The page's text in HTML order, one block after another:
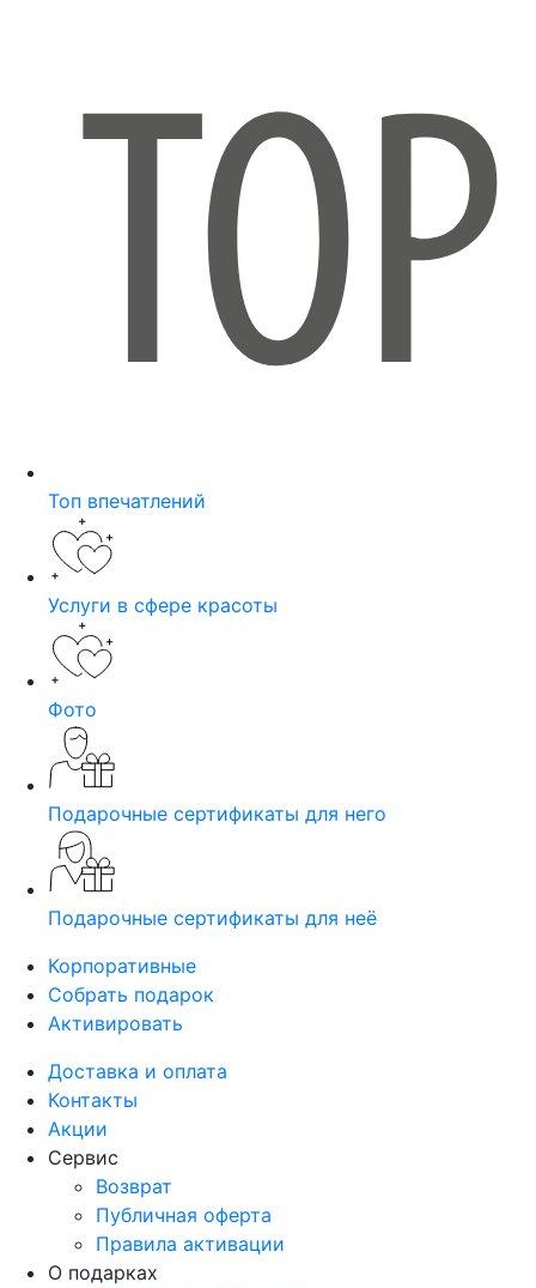
Топ впечатлений
Услуги в сфере красоты
Фото
Подарочные сертификаты для него
Подарочные сертификаты для неё
Корпоративные
Собрать подарок
Активировать
Доставка и оплата
Контакты
Акции
Сервис
Возврат
Публичная оферта
Правила активации
О подарках